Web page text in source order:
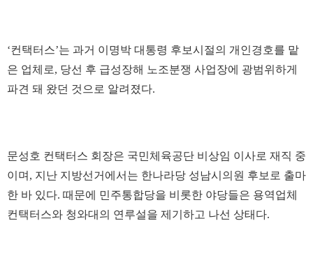
‘컨택터스’는 과거 이명박 대통령 후보시절의 개인경호를 맡
은 업체로, 당선 후 급성장해 노조분쟁 사업장에 광범위하게
파견 돼 왔던 것으로 알려졌다.
문성호 컨택터스 회장은 국민체육공단 비상임 이사로 재직 중
이며, 지난 지방선거에서는 한나라당 성남시의원 후보로 출마
한 바 있다. 때문에 민주통합당을 비롯한 야당들은 용역업체
컨택터스와 청와대의 연루설을 제기하고 나선 상태다.